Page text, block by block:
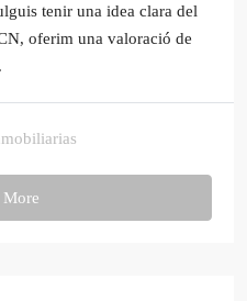
tenir una idea clara del
oferim una valoració de
More